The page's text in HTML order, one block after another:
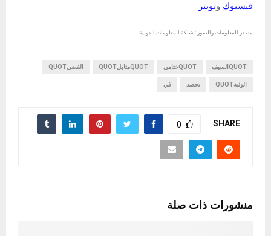
فيسبوك وتويتر
مصدر المعلومات والصور : شبكة المعلومات الدولية
QUOTالسيف QUOTختامي QUOTمثايلQUOT الفضيQUOT
الوثبةQUOT تحصد في
SHARE
0
منشورات ذات صلة